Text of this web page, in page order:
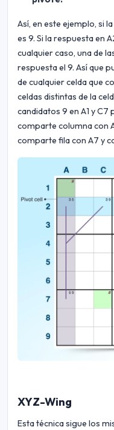
Así, en este ejemplo, si
es 9. Si la respuesta en
cualquier caso, una de
respuesta el 9. Así que
de cualquier celda que
celdas distintas de la
candidatos 9 en A1 y C7
comparte columna con
comparte fila con A7 y
XYZ-Wing
Esta técnica sigue los